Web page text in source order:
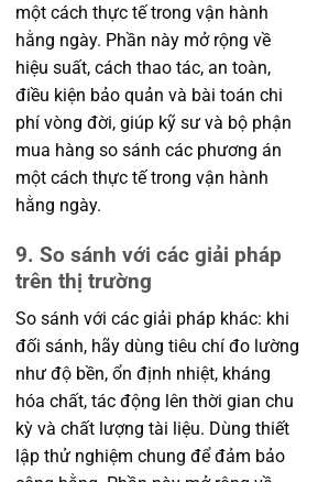
một cách thực tế trong vận hành
hằng ngày. Phần này mở rộng về
hiệu suất, cách thao tác, an toàn,
điều kiện bảo quản và bài toán chi
phí vòng đời, giúp kỹ sư và bộ phận
mua hàng so sánh các phương án
một cách thực tế trong vận hành
hằng ngày.
9. So sánh với các giải pháp
trên thị trường
So sánh với các giải pháp khác: khi
đối sánh, hãy dùng tiêu chí đo lường
như độ bền, ổn định nhiệt, kháng
hóa chất, tác động lên thời gian chu
kỳ và chất lượng tài liệu. Dùng thiết
lập thử nghiệm chung để đảm bảo